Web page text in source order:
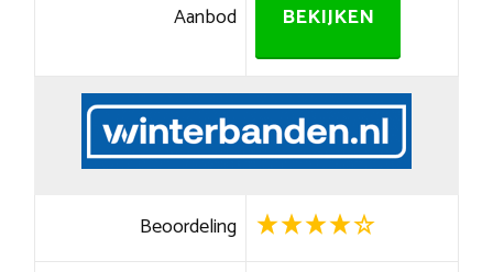
Aanbod BEKIJKEN
Beoordeling